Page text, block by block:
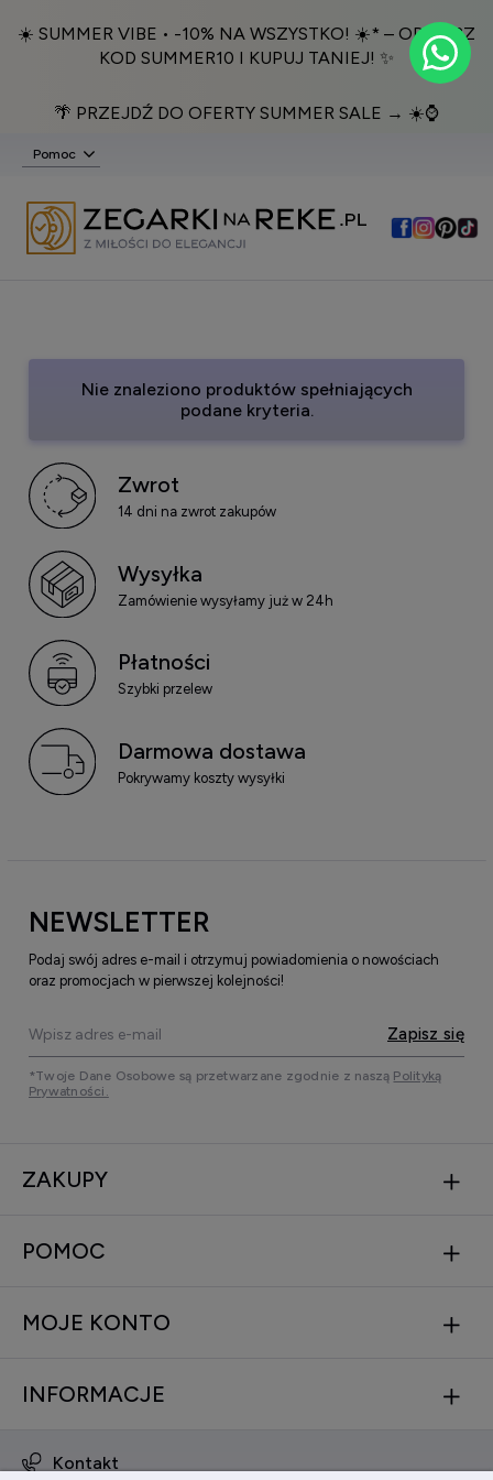
☀️ SUMMER VIBE • -10% NA WSZYSTKO! ☀️* – ODBIERZ
KOD SUMMER10 I KUPUJ TANIEJ! ✨
🌴 PRZEJDŹ DO OFERTY SUMMER SALE → ☀️⌚️
Pomoc
Nie znaleziono produktów spełniających
podane kryteria.
Zwrot
14 dni na zwrot zakupów
Wysyłka
Zamówienie wysyłamy już w 24h
Płatności
Szybki przelew
Darmowa dostawa
Pokrywamy koszty wysyłki
NEWSLETTER
Podaj swój adres e-mail i otrzymuj powiadomienia o nowościach
oraz promocjach w pierwszej kolejności!
Zapisz się
*Twoje Dane Osobowe są przetwarzane zgodnie z naszą Polityką
Prywatności.
ZAKUPY
POMOC
MOJE KONTO
INFORMACJE
Kontakt